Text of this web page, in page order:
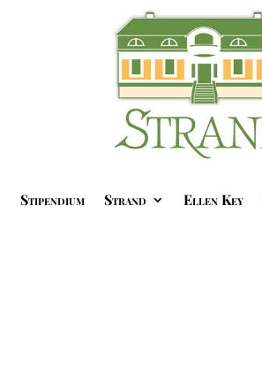
Stipendium Strand Ellen Key